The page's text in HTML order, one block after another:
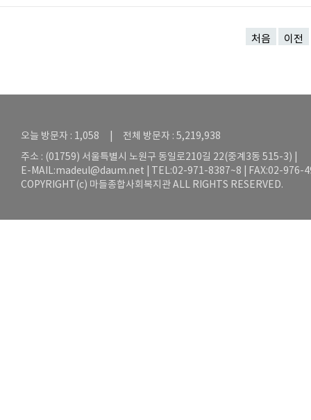
처음 이전
오늘 방문자 : 1,058 | 전체 방문자 : 5,219,938
주소 : (01759) 서울특별시 노원구 동일로210길 22(중계3동 515-3) |
E-MAIL:madeul@daum.net | TEL:02-971-8387~8 | FAX:02-976-
COPYRIGHT(c) 마들종합사회복지관 ALL RIGHTS RESERVED.